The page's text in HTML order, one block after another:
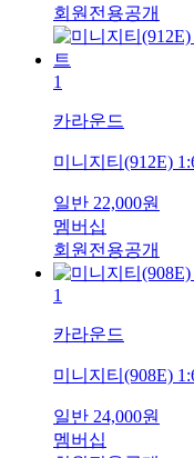
회원전용공개
1
카라운드
미니지티(912E)
일반 22,000원
멤버십
회원전용공개
1
카라운드
미니지티(908E)
일반 24,000원
멤버십